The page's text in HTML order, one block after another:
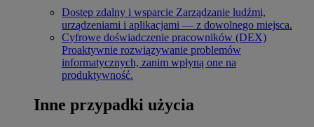
Dostęp zdalny i wsparcie Zarządzanie ludźmi,
urządzeniami i aplikacjami — z dowolnego miejsca.
Cyfrowe doświadczenie pracowników (DEX)
Proaktywnie rozwiązywanie problemów
informatycznych, zanim wpłyną one na
produktywność.
Inne przypadki użycia